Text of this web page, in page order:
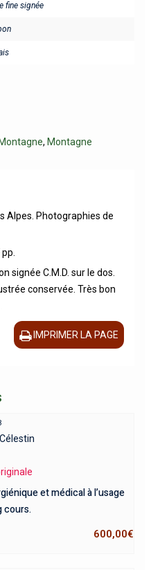
fine signée
, Montagne
Alpes. Photographies de
signée C.M.D. sur le dos.
conservée. Très bon
IMPRIMER LA PAGE
et médical à l’usage
cours.
600,00€